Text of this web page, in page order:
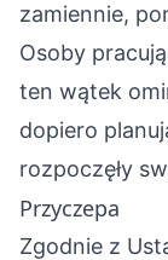
zamiennie,
Osoby
ten wątek
dopiero
rozpoczęły
Przyczepa
Zgodnie z